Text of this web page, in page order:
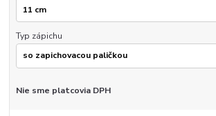
Typ zápichu
Nie sme platcovia DPH